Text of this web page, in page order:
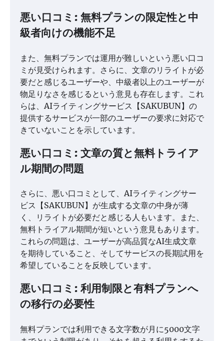
悪い口コミ: 無料プランの限定性と中
級者向けの機能不足
また、無料プランでは運用が難しいという悪い口コ
ミが見受けられます。さらに、文章のリライトが必
要だと感じるユーザーや、中級者以上のユーザーが
物足りなさを感じるという意見も存在します。これ
らは、AIライティングサービス【SAKUBUN】の
提供するサービスが一部のユーザーの要求に対応で
きていないことを示しています。
悪い口コミ: 文章の質と無料トライア
ル期間の問題
さらに、悪い口コミとして、AIライティングサー
ビス【SAKUBUN】が生成する文章の中身が薄
く、リライトが必要だと感じる人もいます。また、
無料トライアル期間が短いという意見もあります。
これらの問題は、ユーザーが高品質なAI生成文章
を期待していること、そしてサービスの長期試用を
希望していることを反映しています。
悪い口コミ: 利用制限と有料プランへ
の移行の必要性
無料プランでは利用できる文字数が月に5000文字